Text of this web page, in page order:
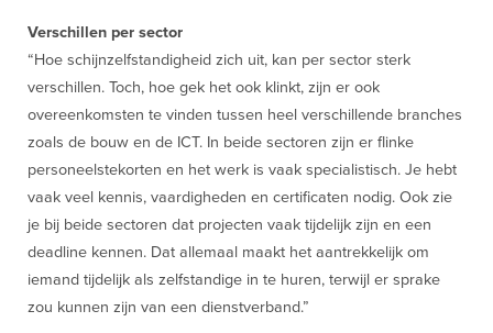
Verschillen per sector
“Hoe schijnzelfstandigheid zich uit, kan per sector sterk
verschillen. Toch, hoe gek het ook klinkt, zijn er ook
overeenkomsten te vinden tussen heel verschillende branches
zoals de bouw en de ICT. In beide sectoren zijn er flinke
personeelstekorten en het werk is vaak specialistisch. Je hebt
vaak veel kennis, vaardigheden en certificaten nodig. Ook zie
je bij beide sectoren dat projecten vaak tijdelijk zijn en een
deadline kennen. Dat allemaal maakt het aantrekkelijk om
iemand tijdelijk als zelfstandige in te huren, terwijl er sprake
zou kunnen zijn van een dienstverband.”